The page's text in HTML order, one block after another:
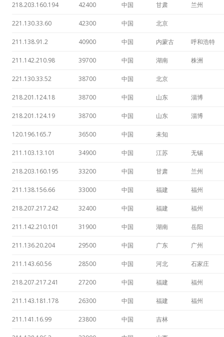
218.203.160.194 42400 中国 甘肃 兰州
221.130.33.60 42300 中国 北京
211.138.91.2 40900 中国 内蒙古 呼和浩特
211.142.210.98 39700 中国 湖南 株洲
221.130.33.52 38700 中国 北京
218.201.124.18 38700 中国 山东 淄博
218.201.124.19 38700 中国 山东 淄博
120.196.165.7 36500 中国 未知
211.103.13.101 34900 中国 江苏 无锡
218.203.160.195 33200 中国 甘肃 兰州
211.138.156.66 33000 中国 福建 福州
218.207.217.242 32400 中国 福建 福州
211.142.210.101 31900 中国 湖南 岳阳
211.136.20.204 29500 中国 广东 广州
211.143.60.56 28500 中国 河北 石家庄
218.207.217.241 27200 中国 福建 福州
211.143.181.178 26300 中国 福建 福州
211.141.16.99 23800 中国 吉林